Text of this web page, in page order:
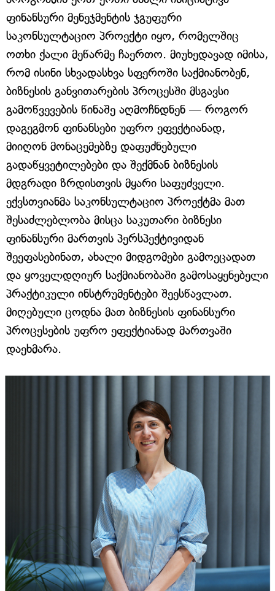
ფინანსური მენეჯმენტის ჯგუფური
საკონსულტაციო პროექტი იყო, რომელშიც
ოთხი ქალი მეწარმე ჩაერთო. მიუხედავად იმისა,
რომ ისინი სხვადასხვა სფეროში საქმიანობენ,
ბიზნესის განვითარების პროცესში მსგავსი
გამოწვევების წინაშე აღმოჩნდნენ — როგორ
დაგეგმონ ფინანსები უფრო ეფექტიანად,
მიიღონ მონაცემებზე დაფუძნებული
გადაწყვეტილებები და შექმნან ბიზნესის
მდგრადი ზრდისთვის მყარი საფუძველი.
ექვსთვიანმა საკონსულტაციო პროექტმა მათ
შესაძლებლობა მისცა საკუთარი ბიზნესი
ფინანსური მართვის პერსპექტივიდან
შეეფასებინათ, ახალი მიდგომები გამოეცადათ
და ყოველდღიურ საქმიანობაში გამოსაყენებელი
პრაქტიკული ინსტრუმენტები შეესწავლათ.
მიღებული ცოდნა მათ ბიზნესის ფინანსური
პროცესების უფრო ეფექტიანად მართვაში
დაეხმარა.